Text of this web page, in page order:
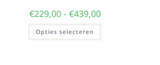
€229,00 - €439,00
Opties selecteren